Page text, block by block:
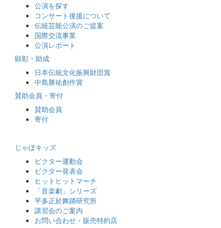
公演を探す
コンサート後援について
伝統芸能公演のご提案
国際交流事業
公演レポート
顕彰・助成
日本伝統文化振興財団賞
中島勝祐創作賞
賛助会員・寄付
賛助会員
寄付
じゃぽキッズ
ビクター運動会
ビクター発表会
ヒットヒットマーチ
「音楽劇」シリーズ
平多正於舞踊研究所
講習会のご案内
お問い合わせ・販売特約店